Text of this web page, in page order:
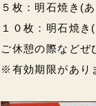
５枚：明石焼き(
１０枚：明石焼
ご休憩の際など
※有効期限があり